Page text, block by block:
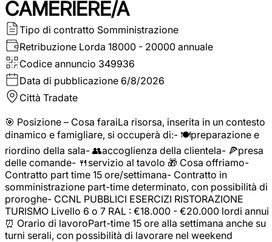
CAMERIERE/A
Tipo di contratto Somministrazione
Retribuzione Lorda 18000 - 20000 annuale
Codice annuncio 349936
Data di pubblicazione 6/8/2026
Città Tradate
🎯 Posizione – Cosa faraiLa risorsa, inserita in un contesto
dinamico e famigliare, si occuperà di:- 🍽️preparazione e
riordino della sala- 👥accoglienza della clientela- 🍕presa
delle comande- 🍴servizio al tavolo 🎁 Cosa offriamo-
Contratto part time 15 ore/settimana- Contratto in
somministrazione part-time determinato, con possibilità di
proroghe- CCNL PUBBLICI ESERCIZI RISTORAZIONE
TURISMO Livello 6 o 7 RAL : €18.000 - €20.000 lordi annui
⏰ Orario di lavoroPart-time 15 ore alla settimana anche su
turni serali, con possibilità di lavorare nel weekend